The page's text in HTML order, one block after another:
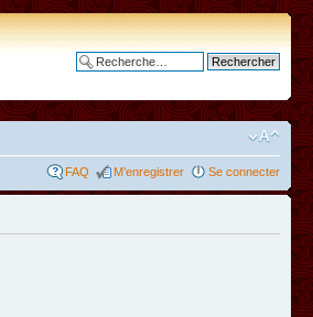
FAQ M’enregistrer Se connecter